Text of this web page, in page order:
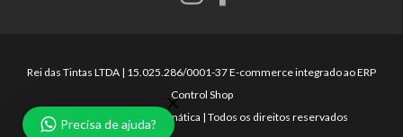
Precisa de ajuda?
Rei das Tintas LTDA | 15.025.286/0001-37 E-commerce integrado ao ERP
Control Shop
© 2025 Max Scalla Informática | Todos os direitos reservados